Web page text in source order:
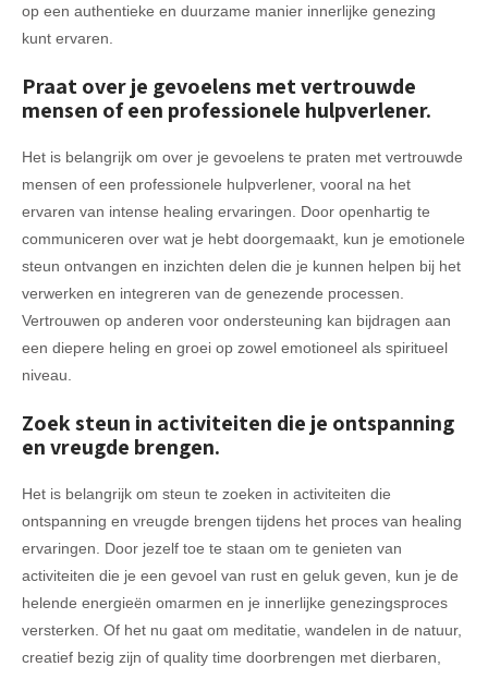
op een authentieke en duurzame manier innerlijke genezing
kunt ervaren.
Praat over je gevoelens met vertrouwde
mensen of een professionele hulpverlener.
Het is belangrijk om over je gevoelens te praten met vertrouwde
mensen of een professionele hulpverlener, vooral na het
ervaren van intense healing ervaringen. Door openhartig te
communiceren over wat je hebt doorgemaakt, kun je emotionele
steun ontvangen en inzichten delen die je kunnen helpen bij het
verwerken en integreren van de genezende processen.
Vertrouwen op anderen voor ondersteuning kan bijdragen aan
een diepere heling en groei op zowel emotioneel als spiritueel
niveau.
Zoek steun in activiteiten die je ontspanning
en vreugde brengen.
Het is belangrijk om steun te zoeken in activiteiten die
ontspanning en vreugde brengen tijdens het proces van healing
ervaringen. Door jezelf toe te staan om te genieten van
activiteiten die je een gevoel van rust en geluk geven, kun je de
helende energieën omarmen en je innerlijke genezingsproces
versterken. Of het nu gaat om meditatie, wandelen in de natuur,
creatief bezig zijn of quality time doorbrengen met dierbaren,